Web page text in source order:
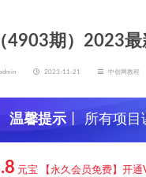
（4903期）2023
admin 2023-11-21 中创网教程
温馨提示 丨 所有项
信，谨防上当受骗！
元宝 【永久会员免费】开